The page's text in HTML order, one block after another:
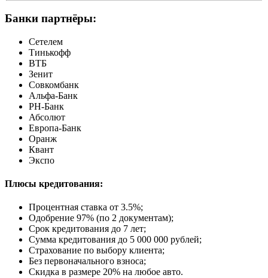
Банки партнёры:
Сетелем
Тинькофф
ВТБ
Зенит
Совкомбанк
Альфа-Банк
РН-Банк
Абсолют
Европа-Банк
Оранж
Квант
Экспо
Плюсы кредитования:
Процентная ставка от 3.5%;
Одобрение 97% (по 2 документам);
Срок кредитования до 7 лет;
Сумма кредитования до 5 000 000 рублей;
Страхование по выбору клиента;
Без первоначального взноса;
Скидка в размере 20% на любое авто.